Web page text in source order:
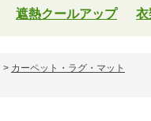
遮熱クールアップ 衣
> カーペット・ラグ・マット